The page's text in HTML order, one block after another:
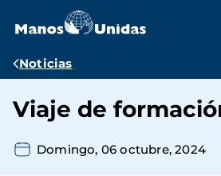
contenido
Ruta
navegación
Noticias
Viaje de
Domingo, 06 octubre, 2024